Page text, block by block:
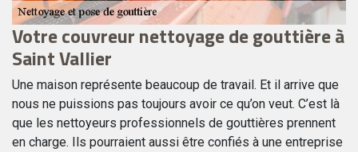
Votre couvreur nettoyage de gouttière à
Saint Vallier
Une maison représente beaucoup de travail. Et il arrive que
nous ne puissions pas toujours avoir ce qu’on veut. C’est là
que les nettoyeurs professionnels de gouttières prennent
en charge. Ils pourraient aussi être confiés à une entreprise